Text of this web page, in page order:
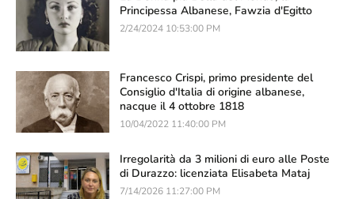
Principessa Albanese, Fawzia d'Egitto
2/24/2024 10:53:00 PM
Francesco Crispi, primo presidente del
Consiglio d'Italia di origine albanese,
nacque il 4 ottobre 1818
10/04/2022 11:40:00 PM
Irregolarità da 3 milioni di euro alle Poste
di Durazzo: licenziata Elisabeta Mataj
7/14/2026 11:27:00 PM